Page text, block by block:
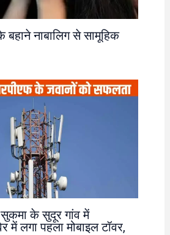
नाबालिग से सामूहिक
के सुदूर गांव में
में लगा पहला मोबाइल टॉवर,